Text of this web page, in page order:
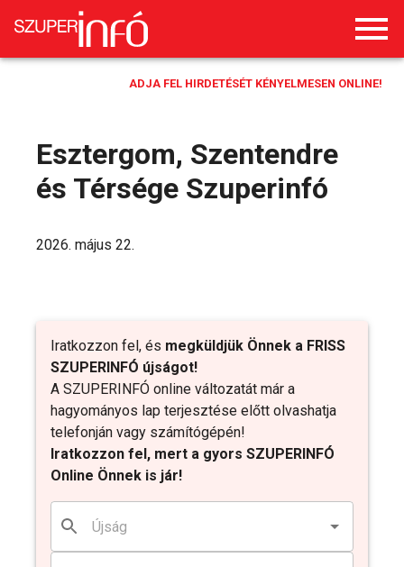
ADJA FEL HIRDETÉSÉT KÉNYELMESEN ONLINE!
Esztergom, Szentendre
és Térsége Szuperinfó
Iratkozzon fel, és megküldjük Önnek a FRISS
SZUPERINFÓ újságot!
A SZUPERINFÓ online változatát már a
hagyományos lap terjesztése előtt olvashatja
telefonján vagy számítógépén!
Iratkozzon fel, mert a gyors SZUPERINFÓ
Online Önnek is jár!
2026. május 22.